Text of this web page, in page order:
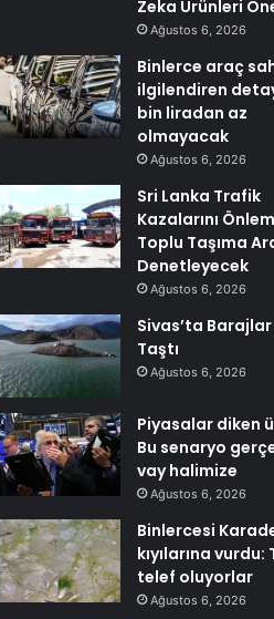
Zeka Ürünleri
Ağustos 6, 2026
Binlerce araç
ilgilendiren
bin liradan az
olmayacak
Ağustos 6, 2026
Sri Lanka Trafik
Kazalarını
Toplu Taşıma
Denetleyecek
Ağustos 6, 2026
Sivas’ta
Taştı
Ağustos 6, 2026
Piyasalar diken
Bu senaryo
vay halimize
Ağustos 6, 2026
Binlercesi
kıyılarına vurdu:
telef oluyorlar
Ağustos 6, 2026